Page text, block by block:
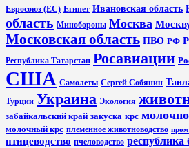
Евросоюз (ЕС) Египет Ивановская область
область Минобороны Москва
Московская область ПВО РФ
Республика Татарстан Росавиации
США Самолеты Сергей Собянин
Турции Украина Экология
забайкальский край закуска крс
молочный крс племенное животноводство
птицеводство пчеловодство республика